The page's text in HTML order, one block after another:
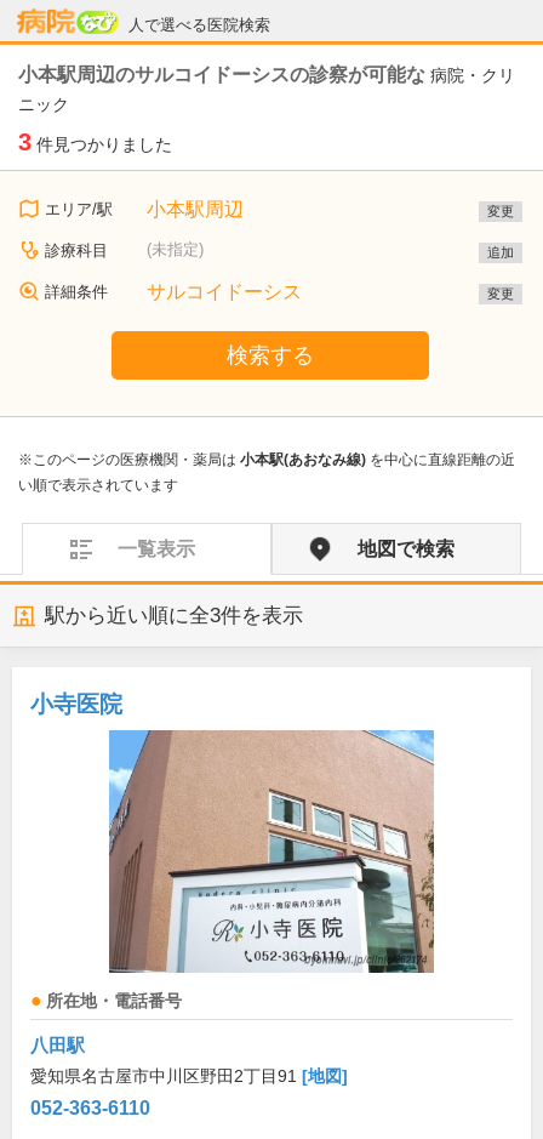
人で選べる医院検索
病院なび
小本駅周辺のサルコイドーシスの診察が可能な 病院・クリ
ニック
3 件見つかりました
エリア/駅 小本駅周辺 変更
診療科目 (未指定) 追加
詳細条件 サルコイドーシス 変更
検索する
※このページの医療機関・薬局は 小本駅(あおなみ線) を中心に直線距離の近
い順で表示されています
一覧表示 地図で検索
駅から近い順に全3件を表示
小寺医院
所在地・電話番号
八田駅
愛知県名古屋市中川区野田2丁目91 [地図]
052-363-6110